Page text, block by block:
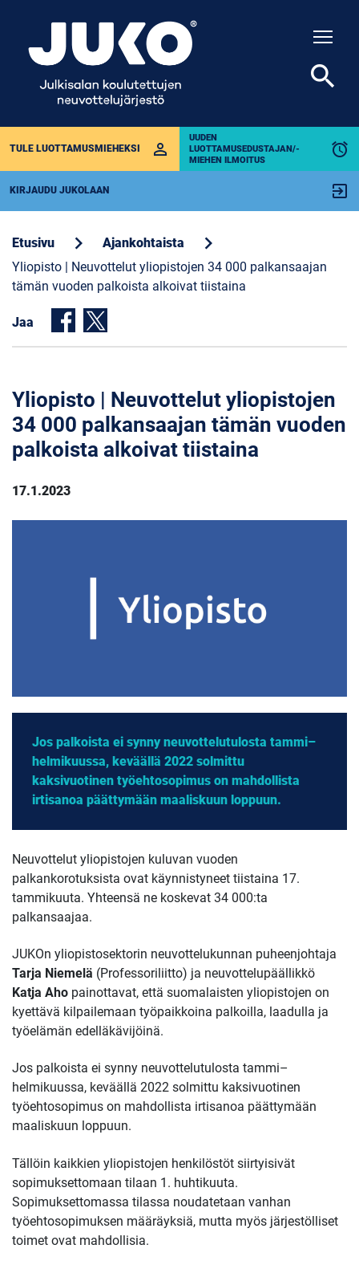
TULE LUOTTAMUSMIEHEKSI perm_identity
UUDEN
LUOTTAMUSEDUSTAJAN/-
MIEHEN ILMOITUS
alarm
KIRJAUDU JUKOLAAN exit_to_app
search
Etusivu chevron_right Ajankohtaista chevron_right
Yliopisto | Neuvottelut yliopistojen 34 000 palkansaajan
tämän vuoden palkoista alkoivat tiistaina
Jaa
Yliopisto | Neuvottelut yliopistojen
34 000 palkansaajan tämän vuoden
palkoista alkoivat tiistaina
17.1.2023
Jos palkoista ei synny neuvottelutulosta tammi–
helmikuussa, keväällä 2022 solmittu
kaksivuotinen työehtosopimus on mahdollista
irtisanoa päättymään maaliskuun loppuun.
Neuvottelut yliopistojen kuluvan vuoden
palkankorotuksista ovat käynnistyneet tiistaina 17.
tammikuuta. Yhteensä ne koskevat 34 000:ta
palkansaajaa.
JUKOn yliopistosektorin neuvottelukunnan puheenjohtaja
Tarja Niemelä (Professoriliitto) ja neuvottelupäällikkö
Katja Aho painottavat, että suomalaisten yliopistojen on
kyettävä kilpailemaan työpaikkoina palkoilla, laadulla ja
työelämän edelläkävijöinä.
Jos palkoista ei synny neuvottelutulosta tammi–
helmikuussa, keväällä 2022 solmittu kaksivuotinen
työehtosopimus on mahdollista irtisanoa päättymään
maaliskuun loppuun.
Tällöin kaikkien yliopistojen henkilöstöt siirtyisivät
sopimuksettomaan tilaan 1. huhtikuuta.
Sopimuksettomassa tilassa noudatetaan vanhan
työehtosopimuksen määräyksiä, mutta myös järjestölliset
toimet ovat mahdollisia.